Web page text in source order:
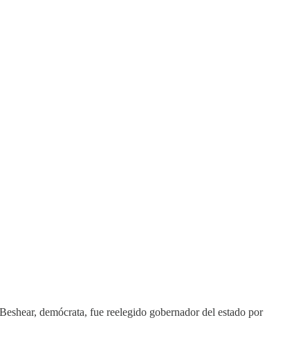
demócrata, fue reelegido gobernador del estado por